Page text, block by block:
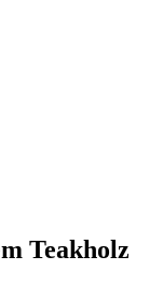
Teakholz